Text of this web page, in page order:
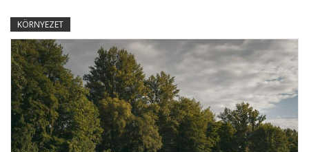
KÖRNYEZET